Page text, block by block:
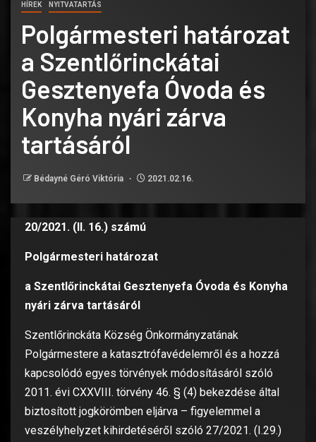
HÍREK NYITVATARTÁS
Polgármesteri határozat
a Szentlőrinckátai
Gesztenyefa Óvoda és
Konyha nyári zárva
tartásáról
Bédayné Géró Viktória 2021.02.16.
20/2021. (II. 16.) számú
Polgármesteri határozat
a Szentlőrinckátai Gesztenyefa Óvoda és Konyha
nyári zárva tartásáról
Szentlőrinckáta Község Önkormányzatának
Polgármestere a katasztrófavédelemről és a hozzá
kapcsolódó egyes törvények módosításáról szóló
2011. évi CXXVIII. törvény 46. § (4) bekezdése által
biztosított jogkörömben eljárva – figyelemmel a
veszélyhelyzet kihirdetéséről szóló 27/2021. (I.29.)